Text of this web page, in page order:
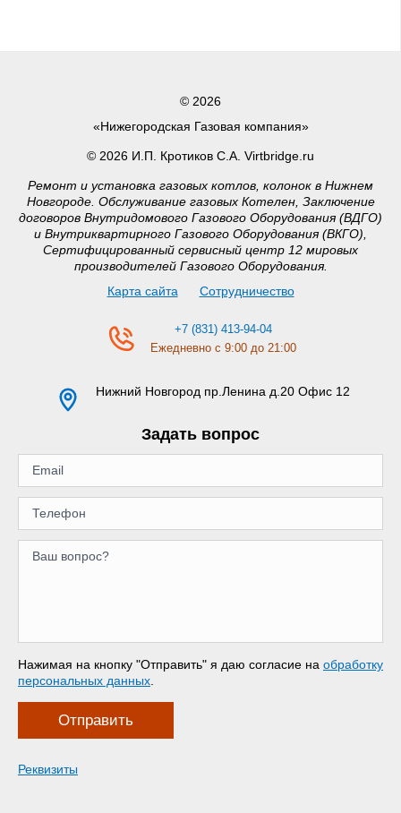
© 2026
«Нижегородская Газовая компания»
© 2026 И.П. Кротиков С.А. Virtbridge.ru
Ремонт и установка газовых котлов, колонок в Нижнем
Новгороде. Обслуживание газовых Котелен, Заключение
договоров Внутридомового Газового Оборудования (ВДГО)
и Внутриквартирного Газового Оборудования (ВКГО),
Сертифицированный сервисный центр 12 мировых
производителей Газового Оборудования.
Карта сайта
Сотрудничество
+7 (831) 413-94-04
Ежедневно с 9:00 до 21:00
Нижний Новгород пр.Ленина д.20 Офис 12
Задать вопрос
Нажимая на кнопку "Отправить" я даю согласие на обработку
персональных данных
Отправить
Реквизиты